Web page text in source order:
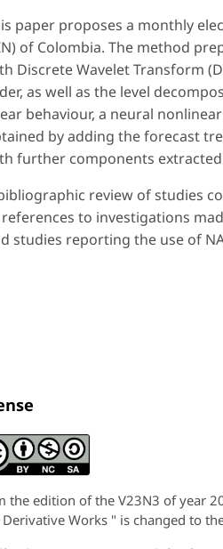
paper proposes a monthly
of Colombia. The method
Discrete Wavelet Transform
as well as the level
behaviour, a neural
by adding the forecast
further components
review of studies
to investigations
studies reporting the use of
the edition of the V23N3 of year
Derivative Works " is changed to